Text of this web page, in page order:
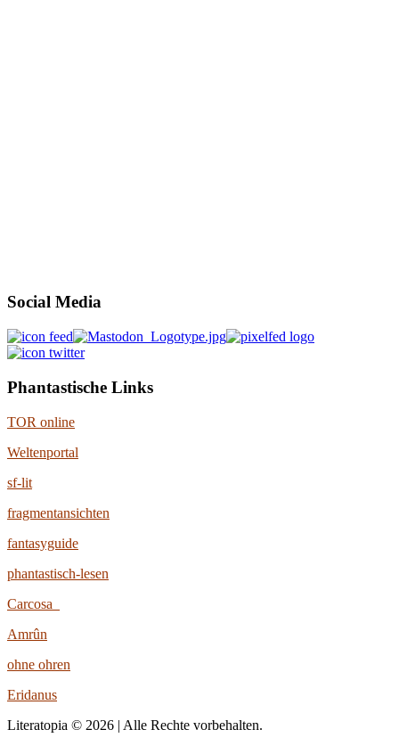
Social Media
Phantastische Links
TOR online
Weltenportal
sf-lit
fragmentansichten
fantasyguide
phantastisch-lesen
Carcosa
Amrûn
ohne ohren
Eridanus
Literatopia © 2026 | Alle Rechte vorbehalten.